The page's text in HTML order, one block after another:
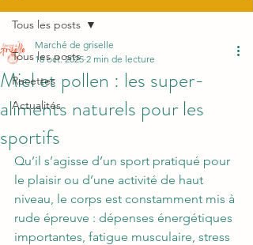
Tous les posts
Recettes
Actualités
Tous les posts
Miel et pollen : les super-
aliments naturels pour les
sportifs
Marché de griselle
18 oct. 2025 2 min de lecture
Qu’il s’agisse d’un sport pratiqué pour
le plaisir ou d’une activité de haut
niveau, le corps est constamment mis à
rude épreuve : dépenses énergétiques
importantes, fatigue musculaire, stress